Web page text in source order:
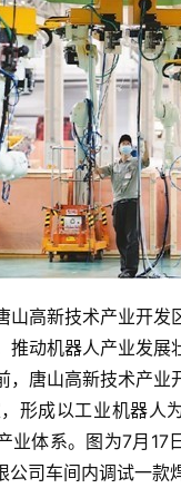
山高新技术产业开发
推动机器人产业发展
，唐山高新技术产业
形成以工业机器人
业体系。图为7月17
公司车间内调试一款